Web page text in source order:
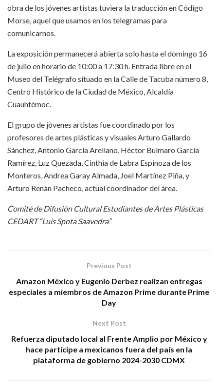
obra de los jóvenes artistas tuviera la traducción en Código
Morse, aquel que usamos en los telegramas para
comunicarnos.
La exposición permanecerá abierta solo hasta el domingo 16
de julio en horario de 10:00 a 17:30 h. Entrada libre en el
Museo del Telégrafo situado en la Calle de Tacuba número 8,
Centro Histórico de la Ciudad de México, Alcaldía
Cuauhtémoc.
El grupo de jóvenes artistas fue coordinado por los
profesores de artes plásticas y visuales Arturo Gallardo
Sánchez, Antonio García Arellano, Héctor Bulmaro García
Ramírez, Luz Quezada, Cinthia de Labra Espinoza de los
Monteros, Andrea Garay Almada, Joel Martínez Piña, y
Arturo Renán Pacheco, actual coordinador del área.
Comité de Difusión Cultural Estudiantes de Artes Plásticas
CEDART “Luis Spota Saavedra”
Previous Post
Amazon México y Eugenio Derbez realizan entregas
especiales a miembros de Amazon Prime durante Prime
Day
Next Post
Refuerza diputado local al Frente Amplio por México y
hace partícipe a mexicanos fuera del país en la
plataforma de gobierno 2024-2030 CDMX